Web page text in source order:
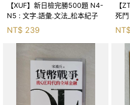
【XUF】新日檢完勝500題 N4-
N5 : 文字.語彙.文法_松本紀子
NT$ 239
【
死
生存